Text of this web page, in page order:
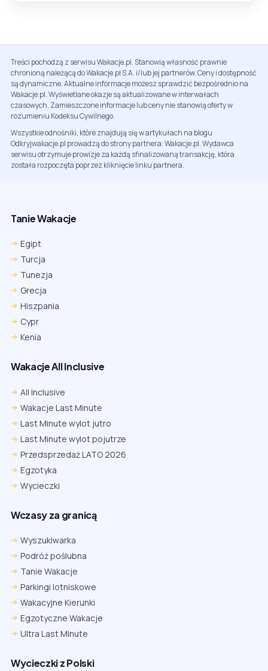
Treści pochodzą z serwisu Wakacje.pl. Stanowią własność prawnie
chronioną należącą do Wakacje.pl S.A. i/lub jej partnerów. Ceny i dostępność
są dynamiczne. Aktualne informacje możesz sprawdzić bezpośrednio na
Wakacje.pl. Wyświetlane okazje są aktualizowane w interwałach
czasowych. Zamieszczone informacje lub ceny nie stanowią oferty w
rozumieniu Kodeksu Cywilnego.
Wszystkie odnośniki, które znajdują się w artykułach na blogu
Odkryjwakacje.pl prowadzą do strony partnera: Wakacje.pl. Wydawca
serwisu otrzymuje prowizje za każdą sfinalizowaną transakcję, która
została rozpoczęta poprzez kliknięcie linku partnera.
Tanie Wakacje
Egipt
Turcja
Tunezja
Grecja
Hiszpania
Cypr
Kenia
Wakacje All Inclusive
All Inclusive
Wakacje Last Minute
Last Minute wylot jutro
Last Minute wylot pojutrze
Przedsprzedaż LATO 2026
Egzotyka
Wycieczki
Wczasy za granicą
Wyszukiwarka
Podróż poślubna
Tanie Wakacje
Parkingi lotniskowe
Wakacyjne Kierunki
Egzotyczne Wakacje
Ultra Last Minute
Wycieczki z Polski